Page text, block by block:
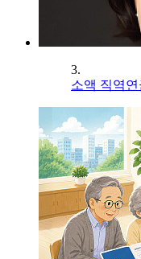
3.
소액 직역